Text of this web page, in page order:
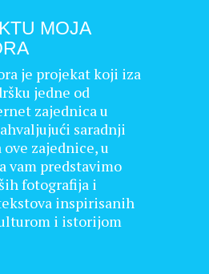
MOJA
je projekat koji iza
jedne od
zajednica u
saradnji
ove zajednice, u
vam predstavimo
fotografija i
inspirisanih
i istorijom